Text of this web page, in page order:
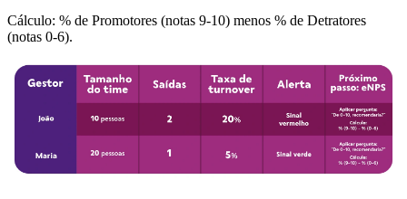
Cálculo: % de Promotores (notas 9-10) menos % de Detratores
(notas 0-6).